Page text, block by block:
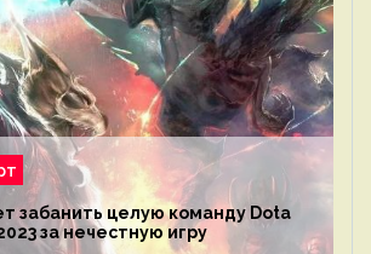
забанить целую команду Dota
за нечестную игру